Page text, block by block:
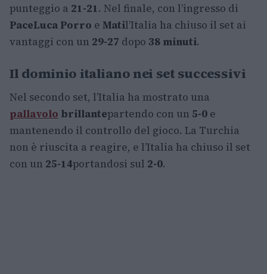
punteggio a 21-21. Nel finale, con l’ingresso di
PaceLuca Porro e Matil’Italia ha chiuso il set ai
vantaggi con un 29-27 dopo 38 minuti.
Il dominio italiano nei set successivi
Nel secondo set, l’Italia ha mostrato una
pallavolo brillantepartendo con un 5-0 e
mantenendo il controllo del gioco. La Turchia
non è riuscita a reagire, e l’Italia ha chiuso il set
con un 25-14portandosi sul 2-0.